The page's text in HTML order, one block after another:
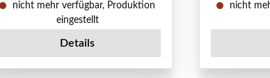
nicht mehr verfügbar, Produktion
eingestellt
Details
nicht